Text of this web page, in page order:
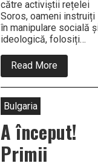
către activiștii rețelei
Soros, oameni instruiți
în manipulare socială
ideologică, folosiți…
Read More
Când
prostul
face
decât
Bulgaria
A început!
Primii